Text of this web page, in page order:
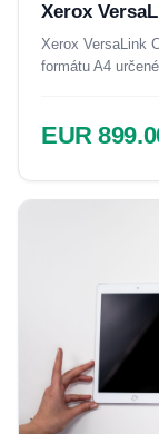
Xerox
Xerox VersaLink
formátu A4
EUR